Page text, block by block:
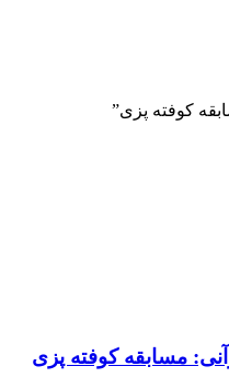
کوفته پزی”
مسابقه کوفته پزی